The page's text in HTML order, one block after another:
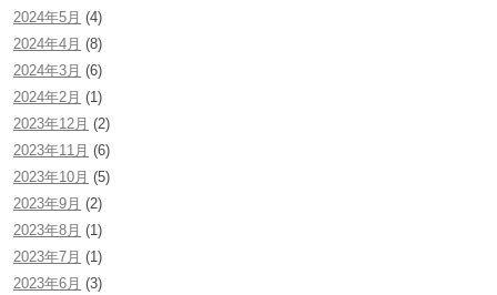
2024年5月 (4)
2024年4月 (8)
2024年3月 (6)
2024年2月 (1)
2023年12月 (2)
2023年11月 (6)
2023年10月 (5)
2023年9月 (2)
2023年8月 (1)
2023年7月 (1)
2023年6月 (3)